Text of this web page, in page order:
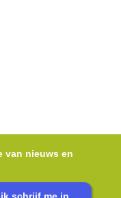
van nieuws en